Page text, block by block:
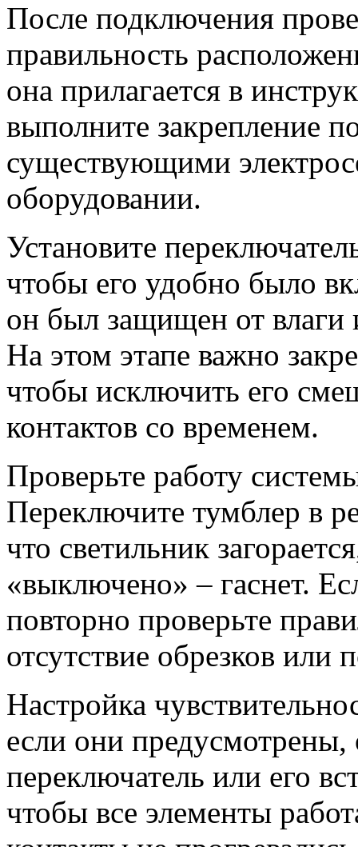
После подключения
правильность
она прилагается в
выполните закрепление
существующими
оборудовании.
Установите
чтобы его удобно было
он был защищен от влаги
На этом этапе важно
чтобы исключить его
контактов со временем.
Проверьте работу
Переключите тумблер в
что светильник
«выключено» – гаснет.
повторно проверьте
отсутствие обрезков или
Настройка
если они предусмотрены,
переключатель или его
чтобы все элементы